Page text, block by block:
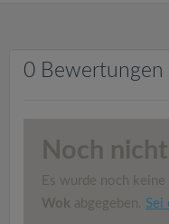
0 Bewertungen
Noch
Es wurde noch
Wok abgegeben. Sei